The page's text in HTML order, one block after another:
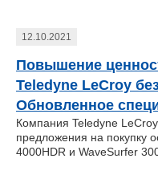
12.10.2021
Повышение
Teledyne LeCroy
Обновленное
Компания Teledyne
предложения на покупку
4000HDR и WaveSurfer